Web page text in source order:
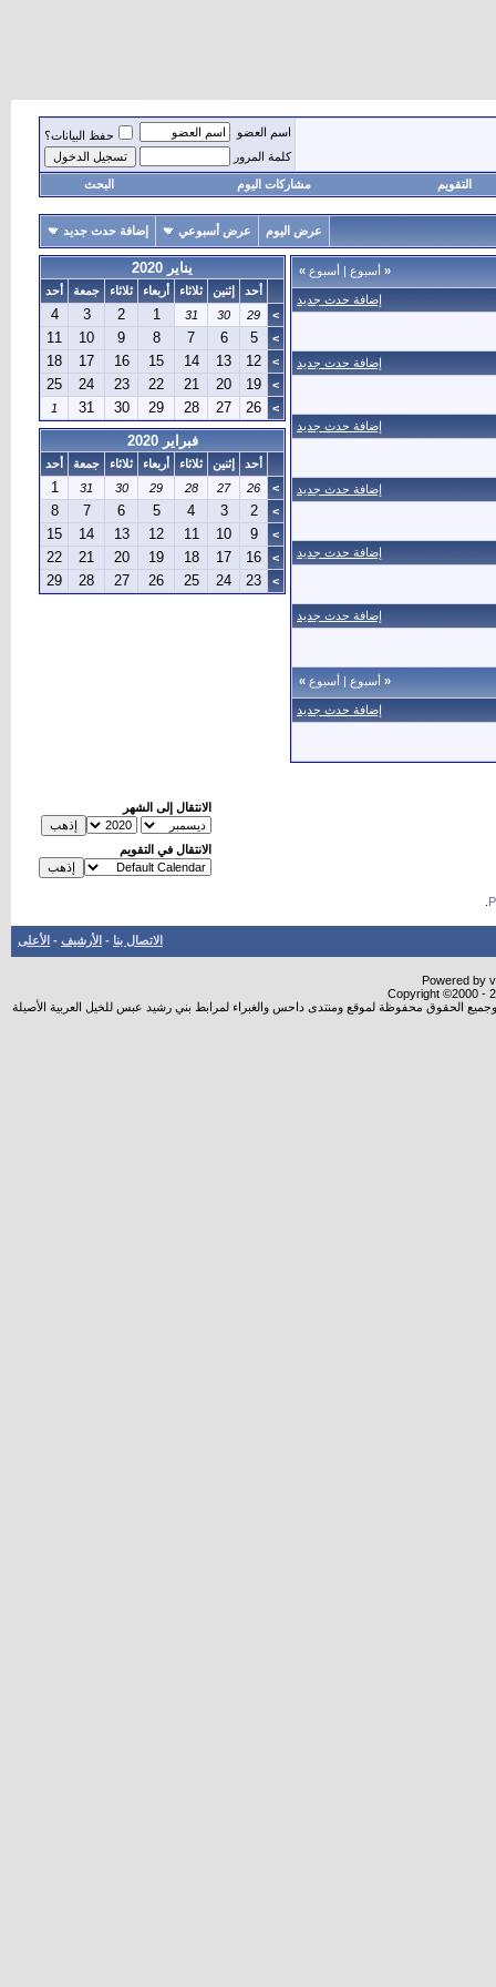
اسم العضو
حفظ البيانات؟
كلمة المرور
التقويم مشاركات اليوم البحث
عرض اليوم عرض أسبوعي إضافة حدث جديد
« أسبوع | أسبوع »
إضافة حدث جديد
إضافة حدث جديد
إضافة حدث جديد
إضافة حدث جديد
إضافة حدث جديد
إضافة حدث جديد
« أسبوع | أسبوع »
إضافة حدث جديد
يناير 2020
أحد إثنين ثلاثاء أربعاء ثلاثاء جمعة
أحد
>
29
30
31
1
2
3
4
>
5
6
7
8
9
10
11
>
12
13
14
15
16
17
18
>
19
20
21
22
23
24
25
>
26
27
28
29
30
31
1
فبراير 2020
أحد إثنين ثلاثاء أربعاء ثلاثاء جمعة
أحد
>
26
27
28
29
30
31
1
>
2
3
4
5
6
7
8
>
9
10
11
12
13
14
15
>
16
17
18
19
20
21
22
>
23
24
25
26
27
28
29
الانتقال إلى الشهر
الانتقال في التقويم
الاتصال بنا - الأرشيف - الأعلى
Powered by
Copyright ©2000 -
الحقوق محفوظة لموقع ومنتدى داحس والغبراء لمرابط بني رشيد عبس للخيل العربية الأصيلة